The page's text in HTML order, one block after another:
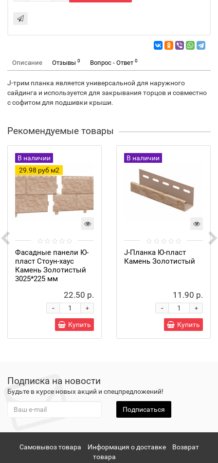
Описание Отзывы 0 Вопрос - Ответ 0
J-трим планка является универсальной для наружного
сайдинга и используется для закрывания торцов и совместно
с софитом для подшивки крыши.
Рекомендуемые товары
В наличии
29.98 руб м2
Фасадные панели Ю-
пласт Стоун-хаус
Камень Золотистый
3025*225 мм
22.50 р.
+
-
Купить
В наличии
J-Планка Ю-пласт
Камень Золотистый
11.90 р.
+
-
Купить
Подписка на новости
Будьте в курсе новых акций и спецпредложений!
Подписаться
Самовывоз товара Информация о доставке
Возврат
товара